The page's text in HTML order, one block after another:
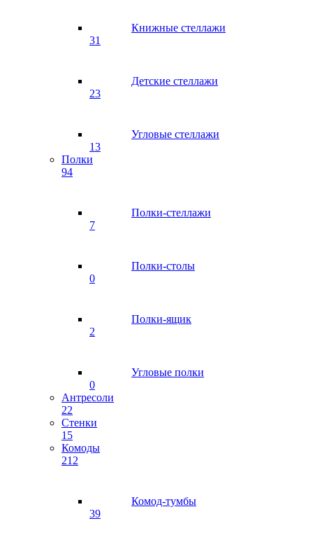
Книжные стеллажи
31
Детские стеллажи
23
Угловые стеллажи
13
Полки
94
Полки-стеллажи
7
Полки-столы
0
Полки-ящик
2
Угловые полки
0
Антресоли
22
Стенки
15
Комоды
212
Комод-тумбы
39